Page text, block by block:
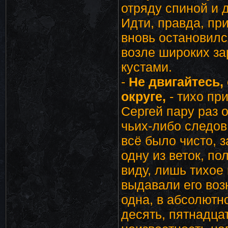
отряду спиной и
Идти, правда,
вновь
возле широких
кустами.
-Не двигайтесь,
округе,- тихо
Сергей пару раз
чьих-либо
всё было чисто,
одну из веток,
виду, лишь
выдавали его
одна, в
десять,